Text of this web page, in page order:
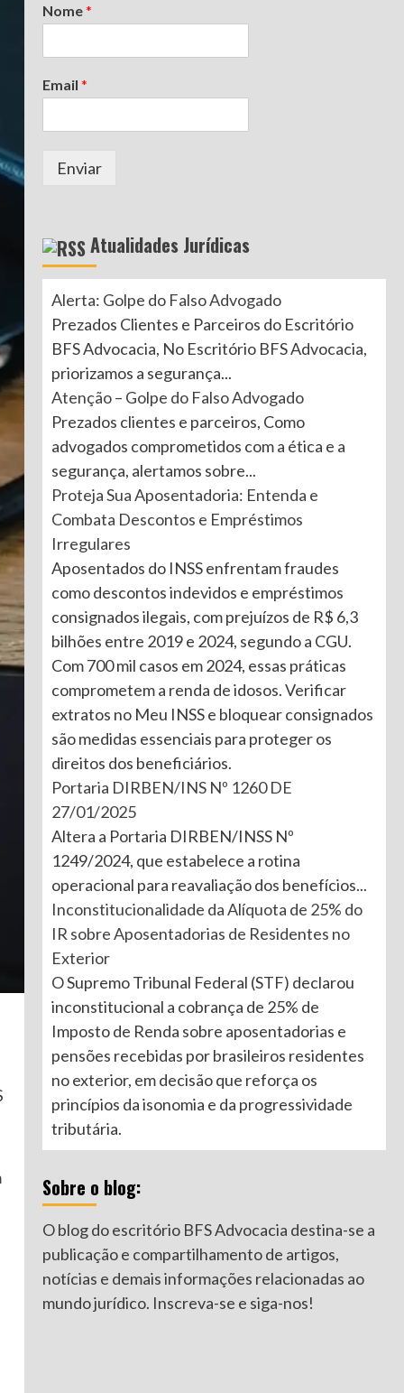
Nome*
Email *
Enviar
Atualidades Jurídicas
Alerta: Golpe do Falso Advogado
Prezados Clientes e Parceiros do Escritório
BFS Advocacia, No Escritório BFS Advocacia,
priorizamos a segurança...
Atenção – Golpe do Falso Advogado
Prezados clientes e parceiros, Como
advogados comprometidos com a ética e a
segurança, alertamos sobre...
Proteja Sua Aposentadoria: Entenda e
Combata Descontos e Empréstimos
Irregulares
Aposentados do INSS enfrentam fraudes
como descontos indevidos e empréstimos
consignados ilegais, com prejuízos de R$ 6,3
bilhões entre 2019 e 2024, segundo a CGU.
Com 700 mil casos em 2024, essas práticas
comprometem a renda de idosos. Verificar
extratos no Meu INSS e bloquear consignados
são medidas essenciais para proteger os
direitos dos beneficiários.
Portaria DIRBEN/INS Nº 1260 DE
27/01/2025
Altera a Portaria DIRBEN/INSS Nº
1249/2024, que estabelece a rotina
operacional para reavaliação dos benefícios...
Inconstitucionalidade da Alíquota de 25% do
IR sobre Aposentadorias de Residentes no
Exterior
O Supremo Tribunal Federal (STF) declarou
inconstitucional a cobrança de 25% de
Imposto de Renda sobre aposentadorias e
pensões recebidas por brasileiros residentes
no exterior, em decisão que reforça os
princípios da isonomia e da progressividade
tributária.
Sobre o blog:
O blog do escritório BFS Advocacia destina-se a
publicação e compartilhamento de artigos,
notícias e demais informações relacionadas ao
mundo jurídico. Inscreva-se e siga-nos!